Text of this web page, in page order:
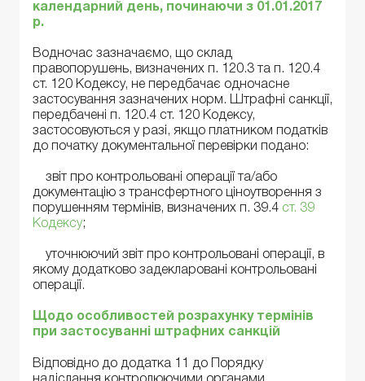
календарний день, починаючи з 01.01.2017
р.
Водночас зазначаємо, що склад
правопорушень, визначених п. 120.3 та п. 120.4
ст. 120 Кодексу, не передбачає одночасне
застосування зазначених норм. Штрафні санкції,
передбачені п. 120.4 ст. 120 Кодексу,
застосовуються у разі, якщо платником податків
до початку документальної перевірки подано:
звіт про контрольовані операції та/або
документацію з трансфертного ціноутворення з
порушенням термінів, визначених п. 39.4 ст. 39
Кодексу;
уточнюючий звіт про контрольовані операції, в
якому додатково задекларовані контрольовані
операції.
Щодо особливостей розрахунку термінів
при застосуванні штрафних санкцій
Відповідно до додатка 11 до Порядку